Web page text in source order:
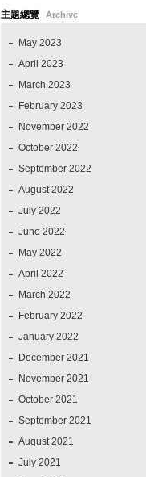
主題總覽 Archive
May 2023
April 2023
March 2023
February 2023
November 2022
October 2022
September 2022
August 2022
July 2022
June 2022
May 2022
April 2022
March 2022
February 2022
January 2022
December 2021
November 2021
October 2021
September 2021
August 2021
July 2021